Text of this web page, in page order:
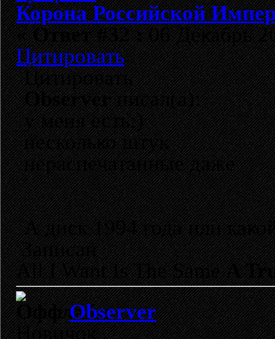
Корона Российской
«Ответ #32 :06 Декабрь
Цитировать
Цитировать
Observerписал(а):
у меня есть:)
несколько штук
нераспечатанные даже
А диск 1994 года или
Записан
All I Want Is The SameA
Observer
Новичок